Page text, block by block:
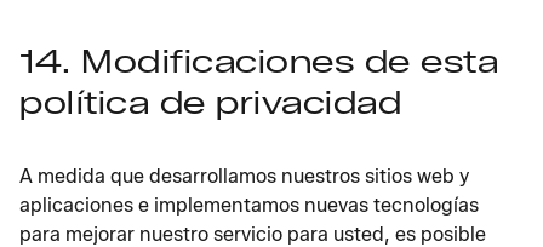
14. Modificaciones de esta
política de privacidad
A medida que desarrollamos nuestros sitios web y
aplicaciones e implementamos nuevas tecnologías
para mejorar nuestro servicio para usted, es posible